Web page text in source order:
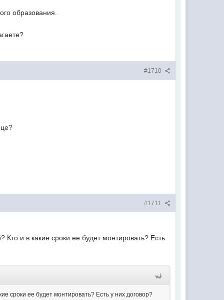
образования.
#1710
#1711
Кто и в какие сроки ее будет монтировать? Есть
сроки ее будет монтировать? Есть у них договор?